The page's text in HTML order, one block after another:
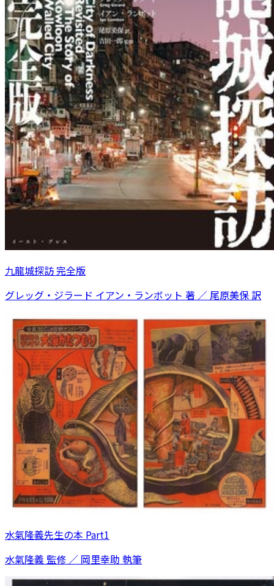
九龍城探訪 完全版
グレッグ・ジラード イアン・ランボット 著 ／ 尾原美保 訳
水氣隆義先生の本 Part1
水氣隆義 監修 ／ 岡里幸助 執筆